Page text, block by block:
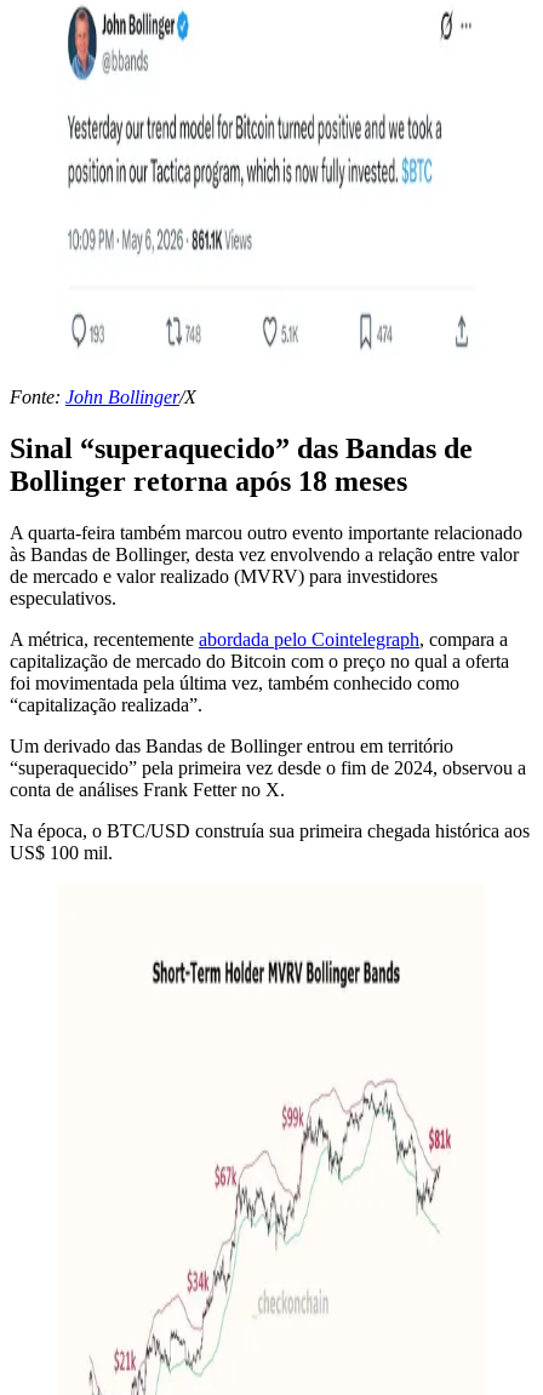
Fonte: John Bollinger/X
Sinal “superaquecido” das Bandas de
Bollinger retorna após 18 meses
A quarta-feira também marcou outro evento importante relacionado
às Bandas de Bollinger, desta vez envolvendo a relação entre valor
de mercado e valor realizado (MVRV) para investidores
especulativos.
A métrica, recentemente abordada pelo Cointelegraph, compara a
capitalização de mercado do Bitcoin com o preço no qual a oferta
foi movimentada pela última vez, também conhecido como
“capitalização realizada”.
Um derivado das Bandas de Bollinger entrou em território
“superaquecido” pela primeira vez desde o fim de 2024, observou a
conta de análises Frank Fetter no X.
Na época, o BTC/USD construía sua primeira chegada histórica aos
US$ 100 mil.